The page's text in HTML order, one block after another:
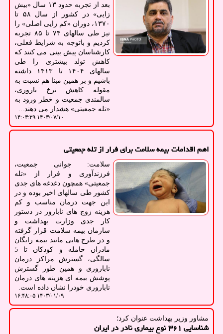
بعد از تجربه حدود ۱۳ سال «بیش
زایی» در کشور از سال ۵۸ تا
۱۳۷۰، دوران «کم زایی اصلی» را
نیز طی سالهای ۷۴ تا ۸۵ تجربه
کردیم و باتوجه به شرایط فعلی،
کارشناسان پیش بینی می کنند که
کاهش تولد بیشتری را طی
سالهای ۱۴۰۴ تا ۱۴۱۳ داشته
باشیم و بر همین مبنا هم نسبت به
مقوله کاهش نرخ باروری،
سالمندی جمعیت و خطر ورود به
«تله جمعیتی» هشدار می دهند...
۱۴۰۳/۰۷/۱۰ ۱۴:۰۳:۲۹
اهم اقدامات بیمه سلامت برای فرار از تله جمعیتی
سلامت: جوانی جمعیت،
فرزندآوری و فرار از «تله
جمعیتی» همچون دغدغه های جدی
کشور طی سالهای اخیر بوده و در
این جهت درمان مناسب و کم
هزینه زوج های نابارور در دستور
کار جدی وزارت بهداشت و
سازمان بیمه سلامت قرار گرفته
و در طرح هایی مانند بیمه رایگان
مادران حامله و کودکان تا 5
سالگی، گسترش مراکز درمان
ناباروری و همین طور گسترش
پوشش بیمه ای هزینه های درمان
ناباروری خودرا نشان داده است.
۱۴۰۳/۰۱/۰۹ ۱۶:۴۸:۰۵
مشاور وزیر بهداشت عنوان كرد؛
شناسایی ۳۶۱ نوع بیماری نادر در ایران